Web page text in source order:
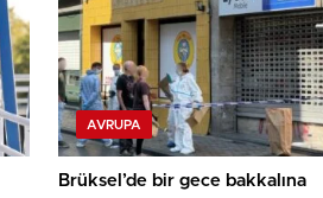
AVRUPA
Brüksel’de bir gece bakkalına